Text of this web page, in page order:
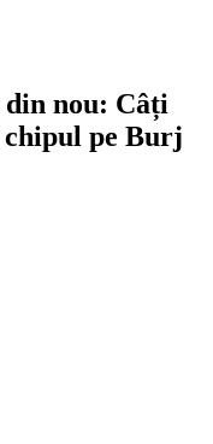
din nou: Câți
pe Burj